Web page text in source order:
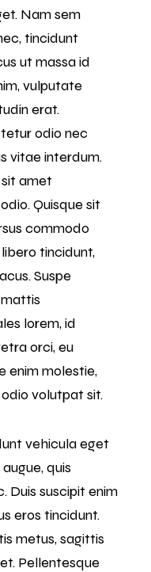
Nam sem
tincidunt
ut massa id
vulputate
erat.
odio nec
vitae interdum.
amet
Quisque sit
commodo
tincidunt,
Suspe
lorem, id
orci, eu
enim molestie,
volutpat sit.
vehicula eget
quis
Duis suscipit enim
eros tincidunt.
metus, sagittis
Pellentesque